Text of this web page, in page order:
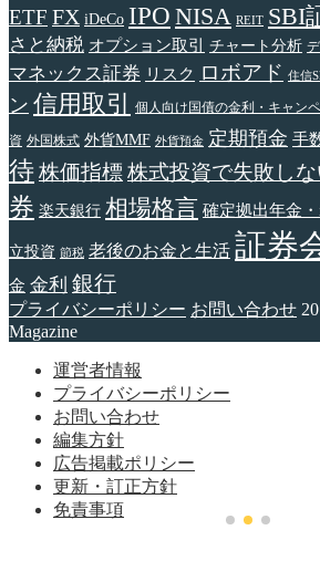
ETF FX iDeCo IPO NISA REIT SBI
さと納税 オプション取引 チャート分析
マネックス証券 リスク ロボアド 住信
ン 信用取引 個人向け国債の金利・キャン
資 外国株式 外貨MMF 外貨預金 定期預金 手
待株価指標株式投資で失敗し
券 楽天銀行 相場格言 確定拠出年金
立投資 節税 老後のお金と生活 証券
金 金利 銀行
プライバシーポリシー お問い合わせ
Magazine
運営者情報
プライバシーポリシー
お問い合わせ
編集方針
広告掲載ポリシー
更新・訂正方針
免責事項